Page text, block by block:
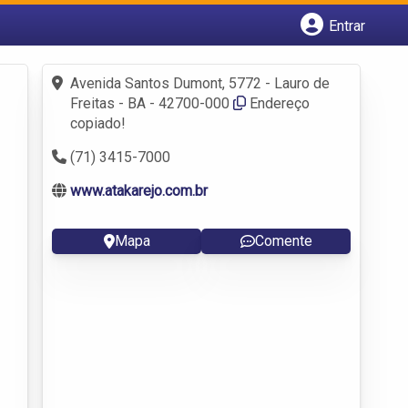
Entrar
Cadastrar empresa
Fazer login
Criar conta
Avenida Santos Dumont, 5772 - Lauro de
Freitas - BA - 42700-000
Endereço
copiado!
(71) 3415-7000
www.atakarejo.com.br
Mapa Comente